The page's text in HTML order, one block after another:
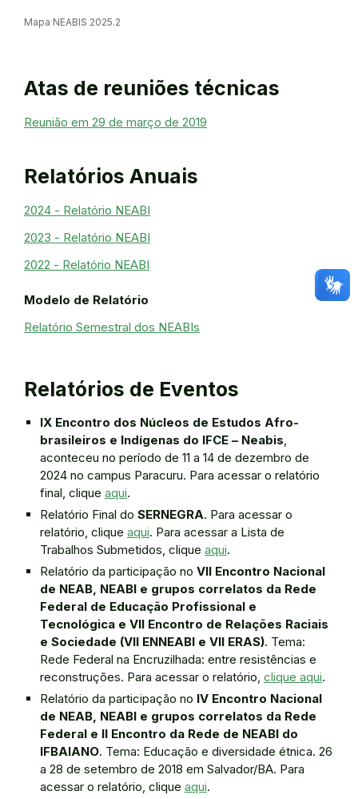
Mapa NEABIS 2025.2
Atas de reuniões técnicas
Reunião em 29 de março de 2019
Relatórios Anuais
2024 - Relatório NEABI
2023 - Relatório NEABI
2022 - Relatório NEABI
Modelo de Relatório
Relatório Semestral dos NEABIs
Relatórios de Eventos
IX Encontro dos Núcleos de Estudos Afro-
brasileiros e Indígenas do IFCE – Neabis,
aconteceu no período de 11 a 14 de dezembro de
2024 no campus Paracuru. Para acessar o relatório
final, clique aqui.
Relatório Final do SERNEGRA. Para acessar o
relatório, clique aqui. Para acessar a Lista de
Trabalhos Submetidos, clique aqui.
Relatório da participação no VII Encontro Nacional
de NEAB, NEABI e grupos correlatos da Rede
Federal de Educação Profissional e
Tecnológica e VII Encontro de Relações Raciais
e Sociedade (VII ENNEABI e VII ERAS). Tema:
Rede Federal na Encruzilhada: entre resistências e
reconstruções. Para acessar o relatório, clique aqui.
Relatório da participação no IV Encontro Nacional
de NEAB, NEABI e grupos correlatos da Rede
Federal e II Encontro da Rede de NEABI do
IFBAIANO. Tema: Educação e diversidade étnica. 26
a 28 de setembro de 2018 em Salvador/BA. Para
acessar o relatório, clique aqui.